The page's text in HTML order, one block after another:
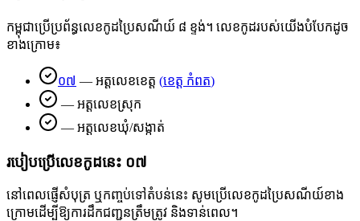
កម្ពុជាប្រើប្រព័ន្ធលេខកូដប្រៃសណីយ៍ ៨ ខ្ទង់។ លេខកូដរបស់យើងបំបែកដូច
ខាងក្រោម៖
០៧ — អត្តលេខខេត្ត (ខេត្ត កំពត)
— អត្តលេខស្រុក
— អត្តលេខឃុំ/សង្កាត់
របៀបប្រើលេខកូដនេះ ០៧
នៅពេលផ្ញើសំបុត្រ ឬកញ្ចប់ទៅតំបន់នេះ សូមប្រើលេខកូដប្រៃសណីយ៍ខាង
ក្រោមដើម្បីឱ្យការដឹកជញ្ជូនត្រឹមត្រូវ និងទាន់ពេល។